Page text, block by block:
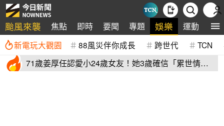
颱風來襲 焦點 即時 要聞 專題 娛樂 運動 全
新電玩大觀園 88風災伴你成長 跨世代 TCN
71歲姜厚任認愛小24歲女友！她3歲確信「累世情